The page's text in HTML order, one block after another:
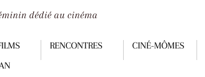
dédié au cinéma
RENCONTRES CINÉ-MÔMES